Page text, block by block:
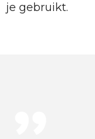
je gebruikt.